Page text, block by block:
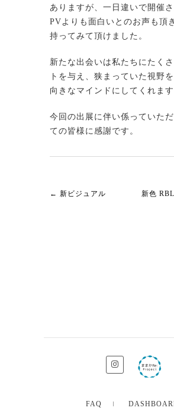
ありますが、一日違いで開催
PVよりも面白いとのお声も頂
持ってみて頂けました。
新たな出会いは私たちにたく
トを与え、狭まっていた視野
向きなマインドにしてくれます
今回の出展に伴い係っていた
ての皆様に感謝です。
← 新ビジュアル 新色
FAQ